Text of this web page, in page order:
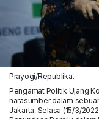
Prayogi/Republika.
Pengamat Politik Ujang
narasumber dalam
Jakarta, Selasa (15/3/